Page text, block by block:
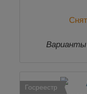
Госреестр